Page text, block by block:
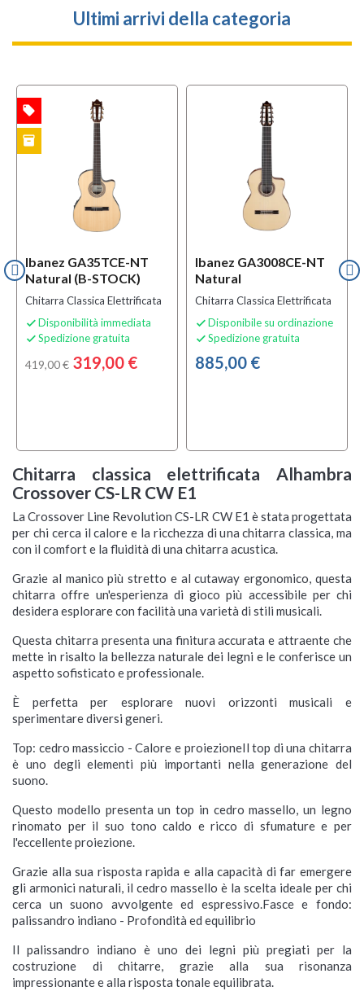
Ultimi arrivi della categoria
Ibanez GA35TCE-NT
Natural (B-STOCK)
Chitarra Classica Elettrificata
 Disponibilità immediata
 Spedizione gratuita
419,00 € 319,00 €
local_offer
inventory
Ibanez GA3008CE-NT
Natural
Chitarra Classica Elettrificata
 Disponibile su ordinazione
 Spedizione gratuita
885,00 €
Chitarra classica elettrificata Alhambra
Crossover CS-LR CW E1
La Crossover Line Revolution CS-LR CW E1 è stata progettata
per chi cerca il calore e la ricchezza di una chitarra classica, ma
con il comfort e la fluidità di una chitarra acustica.
Grazie al manico più stretto e al cutaway ergonomico, questa
chitarra offre un'esperienza di gioco più accessibile per chi
desidera esplorare con facilità una varietà di stili musicali.
Questa chitarra presenta una finitura accurata e attraente che
mette in risalto la bellezza naturale dei legni e le conferisce un
aspetto sofisticato e professionale.
È perfetta per esplorare nuovi orizzonti musicali e
sperimentare diversi generi.
Top: cedro massiccio - Calore e proiezioneIl top di una chitarra
è uno degli elementi più importanti nella generazione del
suono.
Questo modello presenta un top in cedro massello, un legno
rinomato per il suo tono caldo e ricco di sfumature e per
l'eccellente proiezione.
Grazie alla sua risposta rapida e alla capacità di far emergere
gli armonici naturali, il cedro massello è la scelta ideale per chi
cerca un suono avvolgente ed espressivo.Fasce e fondo:
palissandro indiano - Profondità ed equilibrio
Il palissandro indiano è uno dei legni più pregiati per la
costruzione di chitarre, grazie alla sua risonanza
impressionante e alla risposta tonale equilibrata.